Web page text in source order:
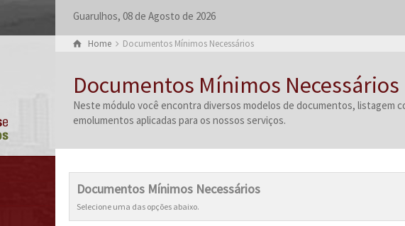
Guarulhos, 08 de Agosto de 2026
Home Documentos Mínimos Necessários
Documentos Mínimos Necessários
Neste módulo você encontra diversos modelos de documentos, listagem
emolumentos aplicadas para os nossos serviços.
Documentos Mínimos Necessários
Selecione uma das opções abaixo.